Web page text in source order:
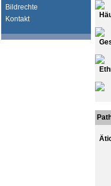
Bildrechte
Kontakt